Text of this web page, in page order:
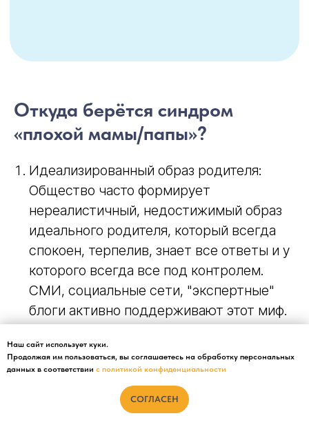
Откуда берётся синдром
«плохой мамы/папы»?
Идеализированный образ родителя:
Общество часто формирует
нереалистичный, недостижимый образ
идеального родителя, который всегда
Наш сайт использует куки.
Продолжая им пользоваться, вы соглашаетесь на обработку персональных
данных в соответствии с политикой конфиденциальности
СОГЛАСЕН